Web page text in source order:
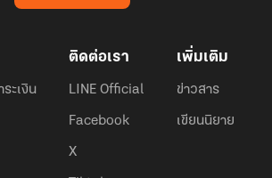
ะเงิน
ติดต่อเรา
LINE Official
Facebook
X
เพิ่มเติม
ข่าวสาร
เขียนนิยาย